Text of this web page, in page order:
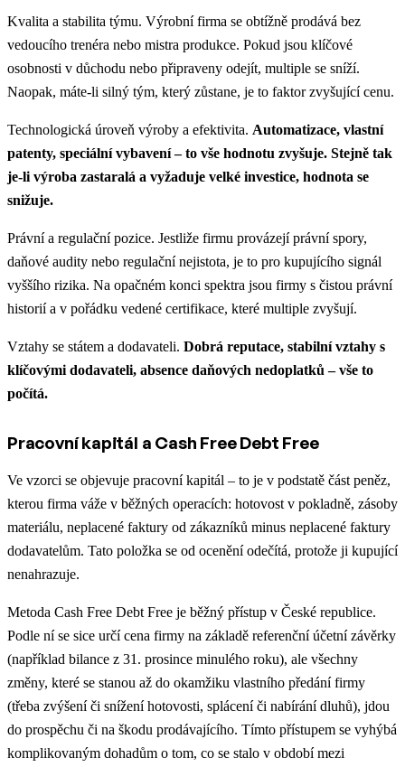
Kvalita a stabilita týmu. Výrobní firma se obtížně prodává bez
vedoucího trenéra nebo mistra produkce. Pokud jsou klíčové
osobnosti v důchodu nebo připraveny odejít, multiple se sníží.
Naopak, máte-li silný tým, který zůstane, je to faktor zvyšující cenu.
Technologická úroveň výroby a efektivita. Automatizace, vlastní
patenty, speciální vybavení – to vše hodnotu zvyšuje. Stejně tak
je-li výroba zastaralá a vyžaduje velké investice, hodnota se
snižuje.
Právní a regulační pozice. Jestliže firmu provázejí právní spory,
daňové audity nebo regulační nejistota, je to pro kupujícího signál
vyššího rizika. Na opačném konci spektra jsou firmy s čistou právní
historií a v pořádku vedené certifikace, které multiple zvyšují.
Vztahy se státem a dodavateli. Dobrá reputace, stabilní vztahy s
klíčovými dodavateli, absence daňových nedoplatků – vše to
počítá.
Pracovní kapitál a Cash Free Debt Free
Ve vzorci se objevuje pracovní kapitál – to je v podstatě část peněz,
kterou firma váže v běžných operacích: hotovost v pokladně, zásoby
materiálu, neplacené faktury od zákazníků minus neplacené faktury
dodavatelům. Tato položka se od ocenění odečítá, protože ji kupující
nenahrazuje.
Metoda Cash Free Debt Free je běžný přístup v České republice.
Podle ní se sice určí cena firmy na základě referenční účetní závěrky
(například bilance z 31. prosince minulého roku), ale všechny
změny, které se stanou až do okamžiku vlastního předání firmy
(třeba zvýšení či snížení hotovosti, splácení či nabírání dluhů), jdou
do prospěchu či na škodu prodávajícího. Tímto přístupem se vyhýbá
komplikovaným dohadům o tom, co se stalo v období mezi